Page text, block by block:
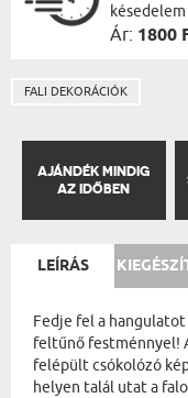
Ár: 1800
FALI DEKORÁCIÓK
AJÁNDÉK MINDIG
AZ IDŐBEN
LEÍRÁS
Fedje fel a
feltűnő festménnyel!
felépült csókolózó
helyen talál utat a